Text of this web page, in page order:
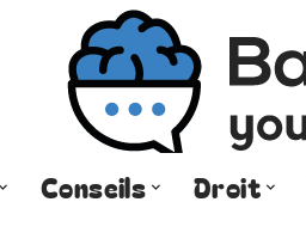
Conseils Droit